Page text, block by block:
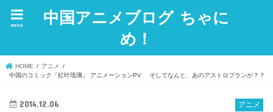
中国アニメブログ ちゃに
め！
menu
HOME
アニメ
中国のコミック「紅叶琉璃」 アニメーションPV そしてなんと、あのアストロプランが？？
アニメ
2014.12.06